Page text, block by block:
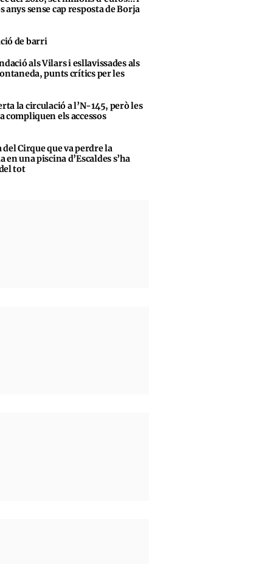
anys sense cap resposta de Borja
de barri
als Vilars i esllavissades als
punts crítics per les
la circulació a l’N-145, però les
compliquen els accessos
del Cirque que va perdre la
en una piscina d’Escaldes s’ha
tot